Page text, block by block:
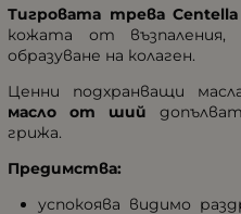
Тигровата трева
кожата от
образуване на колаген.
Ценни подхранващи
масло от ший
грижа.
Предимства:
успокоява видимо